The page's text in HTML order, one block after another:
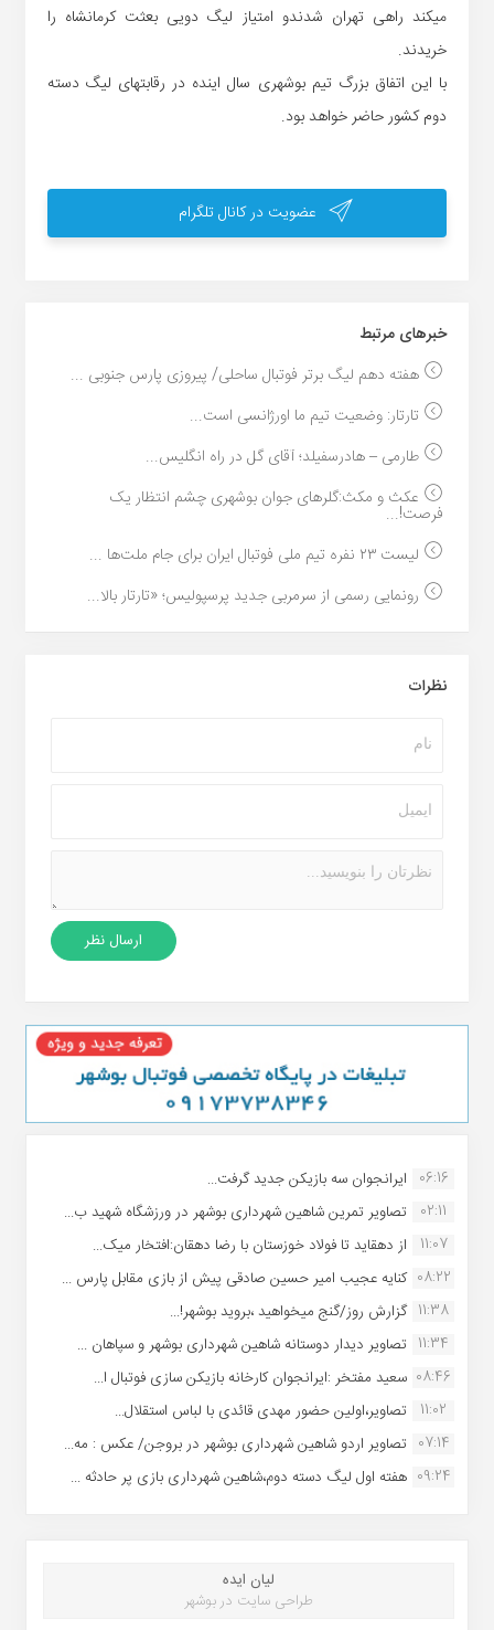
میکند راهی تهران شدندو امتیاز لیگ دویی بعثت کرمانشاه را
خریدند.
با این اتفاق بزرگ تیم بوشهری سال اینده در رقابتهای لیگ دسته
دوم کشور حاضر خواهد بود.
عضویت در کانال تلگرام
خبر‌های مرتبط
هفته دهم لیگ برتر فوتبال ساحلی/ پیروزی پارس جنوبی ...
تارتار: وضعیت تیم ما اورژانسی است...
طارمی – هادرسفیلد؛ آقای گل در راه انگلیس...
عکث و مکث:گلرهای جوان بوشهری چشم انتظار یک
فرصت!...
لیست ۲۳ نفره تیم ملی فوتبال ایران برای جام ملت‌ها ...
رونمایی رسمی از سرمربی جدید پرسپولیس؛ «تارتار بالا...
نظرات
06:16 ایرانجوان سه بازیکن جدید گرفت...
02:11
تصاویر تمرین شاهین شهردارى بوشهر در ورزشگاه شهید ب...
11:07
از دهقاید تا فولاد خوزستان با رضا دهقان:افتخار میک...
08:22 کنایه عجیب امیر حسین صادقی پیش از بازی مقابل پارس ...
11:38 گزارش روز/گنج میخواهید ،بروید بوشهر!...
11:34 تصاویر دیدار دوستانه شاهین شهردارى بوشهر و سپاهان ...
08:46 سعید مفتخر :ایرانجوان کارخانه بازیکن سازی فوتبال ا...
11:02
تصاویر،اولین حضور مهدی قائدی با لباس استقلال...
07:14 تصاویر اردو شاهین شهرداری بوشهر در بروجن/ عکس : مه...
09:24 هفته اول لیگ دسته دوم،شاهین شهرداری بازی پر حادثه ...
لیان ایده
طراحی سایت در بوشهر